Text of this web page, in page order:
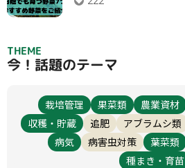
THEME
今！話題のテーマ
栽培管理 果菜類 農業資材
収穫・貯蔵
追肥 アブラムシ類
病気
病害虫対策 葉菜類
種まき・育苗